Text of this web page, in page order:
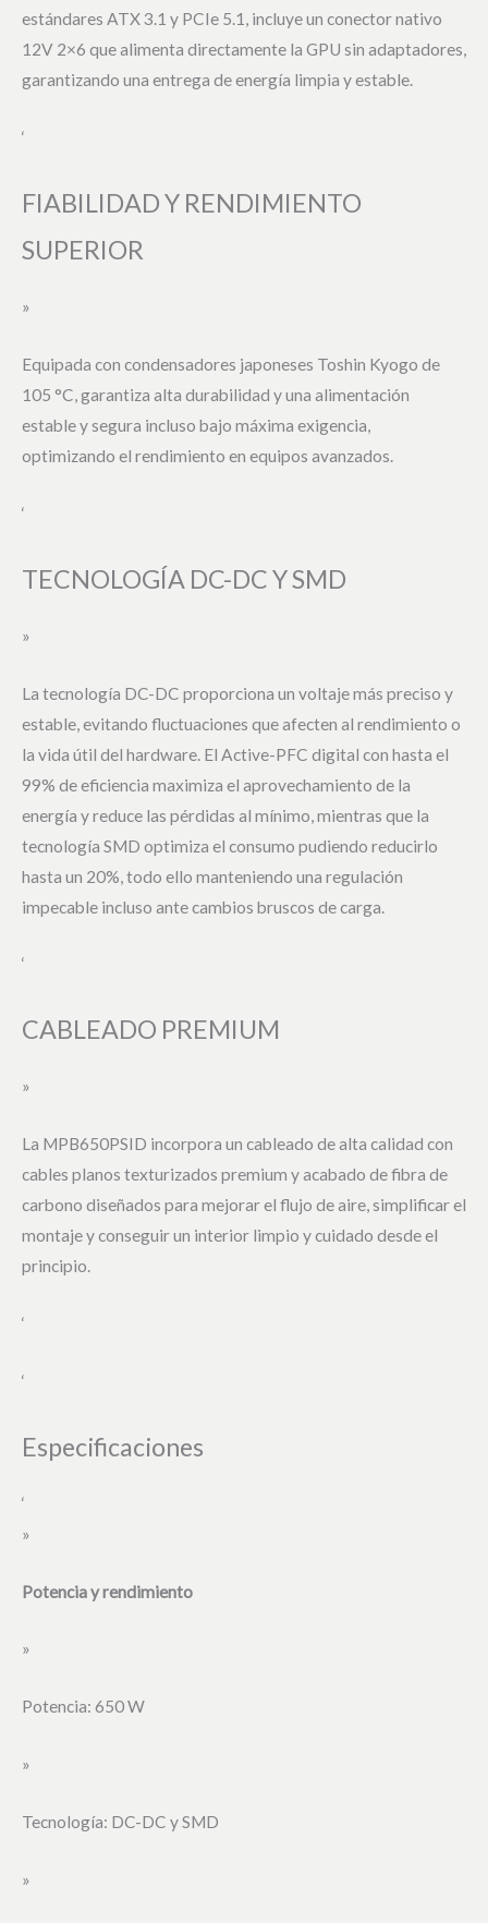
estándares ATX 3.1 y PCIe 5.1, incluye un conector nativo
12V 2×6 que alimenta directamente la GPU sin adaptadores,
garantizando una entrega de energía limpia y estable.
‘
FIABILIDAD Y RENDIMIENTO
SUPERIOR
»
Equipada con condensadores japoneses Toshin Kyogo de
105 °C, garantiza alta durabilidad y una alimentación
estable y segura incluso bajo máxima exigencia,
optimizando el rendimiento en equipos avanzados.
‘
TECNOLOGÍA DC-DC Y SMD
»
La tecnología DC-DC proporciona un voltaje más preciso y
estable, evitando fluctuaciones que afecten al rendimiento o
la vida útil del hardware. El Active-PFC digital con hasta el
99% de eficiencia maximiza el aprovechamiento de la
energía y reduce las pérdidas al mínimo, mientras que la
tecnología SMD optimiza el consumo pudiendo reducirlo
hasta un 20%, todo ello manteniendo una regulación
impecable incluso ante cambios bruscos de carga.
‘
CABLEADO PREMIUM
»
La MPB650PSID incorpora un cableado de alta calidad con
cables planos texturizados premium y acabado de fibra de
carbono diseñados para mejorar el flujo de aire, simplificar el
montaje y conseguir un interior limpio y cuidado desde el
principio.
‘
‘
Especificaciones
‘
»
Potencia y rendimiento
»
Potencia: 650 W
»
Tecnología: DC-DC y SMD
»